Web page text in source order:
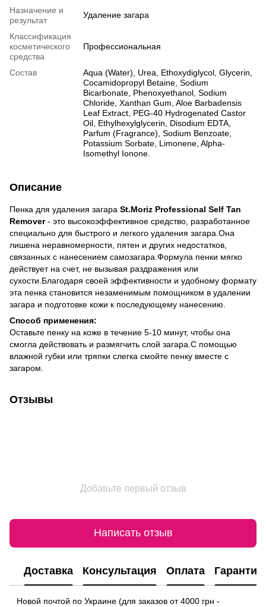
Назначение и
результат
Удаление загара
Классификация
косметического
средства
Профессиональная
Состав
Aqua (Water), Urea, Ethoxydiglycol, Glycerin,
Cocamidopropyl Betaine, Sodium
Bicarbonate, Phenoxyethanol, Sodium
Chloride, Xanthan Gum, Aloe Barbadensis
Leaf Extract, PEG-40 Hydrogenated Castor
Oil, Ethylhexylglycerin, Disodium EDTA,
Parfum (Fragrance), Sodium Benzoate,
Potassium Sorbate, Limonene, Alpha-
Isomethyl Ionone.
Описание
Пенка для удаления загара St.Moriz Professional Self Tan
Remover- это высокоэффективное средство, разработанное
специально для быстрого и легкого удаления загара.Она
лишена неравномерности, пятен и других недостатков,
связанных с нанесением самозагара.Формула пенки мягко
действует на счет, не вызывая раздражения или
сухости.Благодаря своей эффективности и удобному формату
эта пенка становится незаменимым помощником в удалении
загара и подготовке кожи к последующему нанесению.
Способ применения:
Оставьте пенку на коже в течение 5-10 минут, чтобы она
смогла действовать и размягчить слой загара.С помощью
влажной губки или тряпки слегка смойте пенку вместе с
загаром.
Отзывы
Добавьте первый отзыв
Написать отзыв
Доставка Консультация Оплата Гарантия
Новой почтой по Украине (для заказов от 4000 грн -